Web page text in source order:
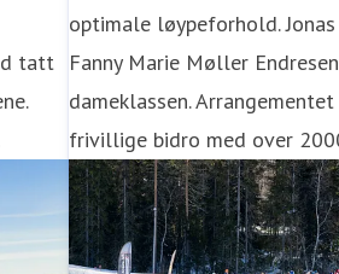
tatt
optimale løypeforhold.
Fanny Marie Møller
dameklassen.
frivillige bidro med over